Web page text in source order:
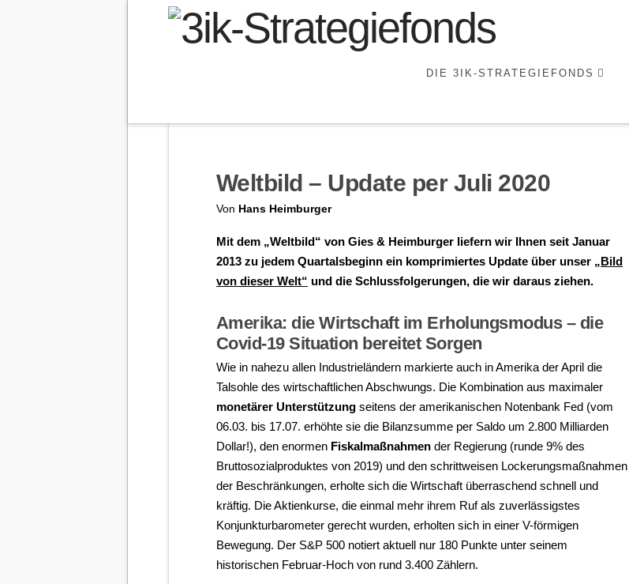
DIE 3IK-STRATEGIEFONDS
Weltbild – Update per Juli 2020
Von Hans Heimburger
Mit dem „Weltbild“ von Gies & Heimburger liefern wir Ihnen seit Januar
2013 zu jedem Quartalsbeginn ein komprimiertes Update über unser „Bild
von dieser Welt“ und die Schlussfolgerungen, die wir daraus ziehen.
Amerika: die Wirtschaft im Erholungsmodus – die
Covid-19 Situation bereitet Sorgen
Wie in nahezu allen Industrieländern markierte auch in Amerika der April die
Talsohle des wirtschaftlichen Abschwungs. Die Kombination aus maximaler
monetärer Unterstützung seitens der amerikanischen Notenbank Fed (vom
06.03. bis 17.07. erhöhte sie die Bilanzsumme per Saldo um 2.800 Milliarden
Dollar!), den enormen Fiskalmaßnahmen der Regierung (runde 9% des
Bruttosozialproduktes von 2019) und den schrittweisen Lockerungsmaßnahmen
der Beschränkungen, erholte sich die Wirtschaft überraschend schnell und
kräftig. Die Aktienkurse, die einmal mehr ihrem Ruf als zuverlässigstes
Konjunkturbarometer gerecht wurden, erholten sich in einer V-förmigen
Bewegung. Der S&P 500 notiert aktuell nur 180 Punkte unter seinem
historischen Februar-Hoch von rund 3.400 Zählern.